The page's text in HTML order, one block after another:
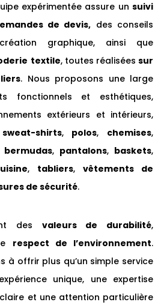
expérimentée assure un suivi
de devis, des conseils
graphique, ainsi que
textile, toutes réaliséessur
. Nous proposons une large
fonctionnels et esthétiques,
extérieurs et intérieurs,
sweat-shirts, polos, chemises,
bermudas, pantalons, baskets,
, tabliers, vêtements de
de sécurité.
des valeurs de durabilité,
respect de l’environnement.
à offrir plus qu’un simple service
unique, une expertise
et une attention particulière